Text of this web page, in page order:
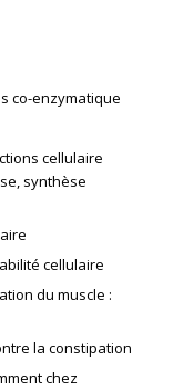
co-enzymatique
cellulaire
synthèse
cellulaire
du muscle :
la constipation
chez